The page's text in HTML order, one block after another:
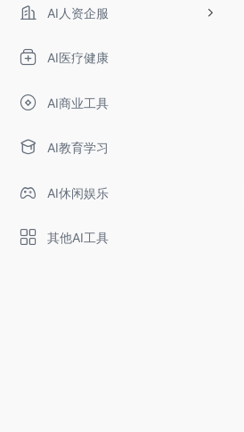
AI人资企服
AI医疗健康
AI商业工具
AI教育学习
AI休闲娱乐
其他AI工具